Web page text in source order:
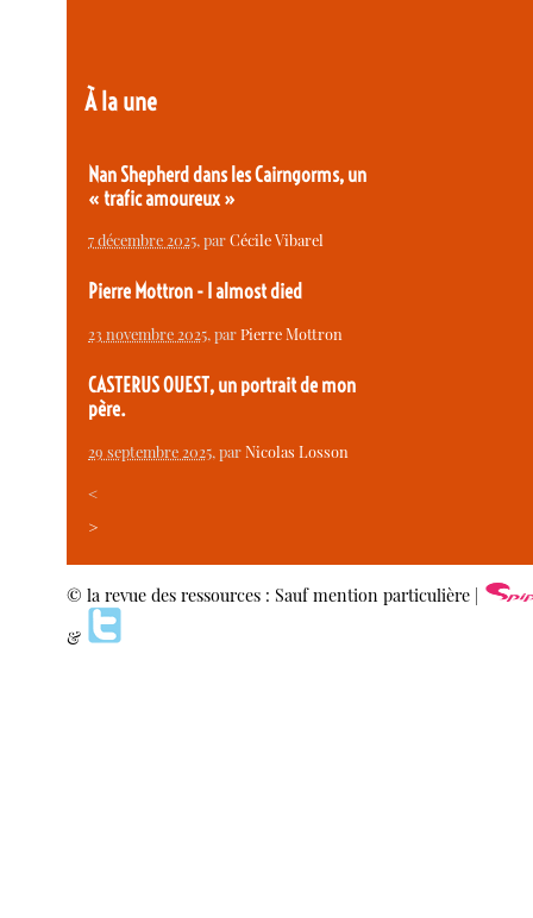
À la une
Nan Shepherd dans les Cairngorms, un
« trafic amoureux »
7 décembre 2025, parCécile Vibarel
Pierre Mottron - I almost died
23 novembre 2025, parPierre Mottron
CASTERUS OUEST, un portrait de mon
père.
29 septembre 2025, parNicolas Losson
<
>
© la revue des ressources : Sauf mention particulière |
&